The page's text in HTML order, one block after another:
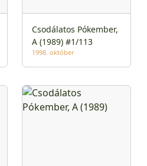
Csodálatos Pókember,
A (1989) #1/113
1998. október